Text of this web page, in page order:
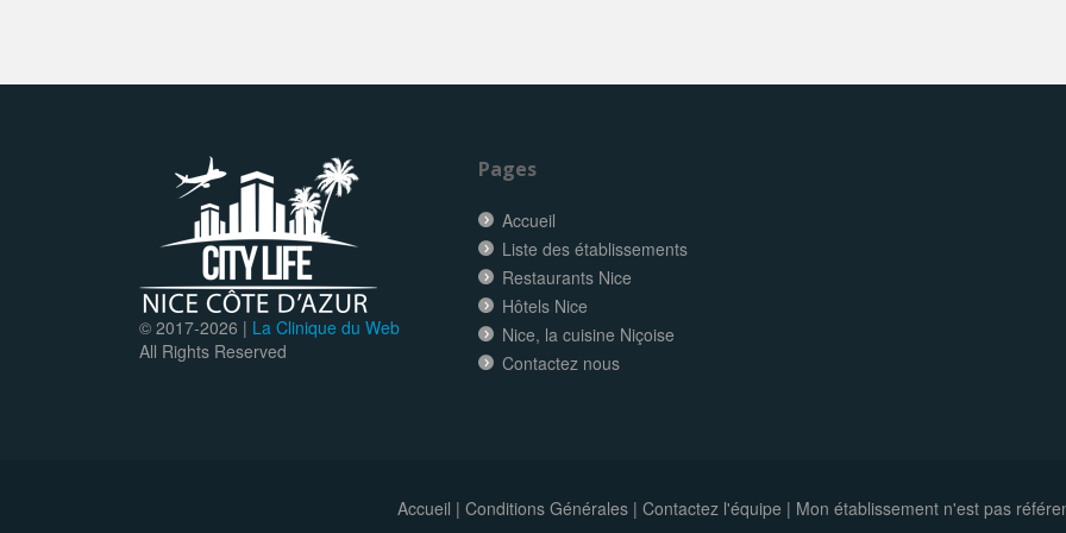
© 2017-2026 | La Clinique du Web
All Rights Reserved
Pages
Accueil
Liste des établissements
Restaurants Nice
Hôtels Nice
Nice, la cuisine Niçoise
Contactez nous
Accueil | Conditions Générales| Contactez l'équipe | Mon établissement n'est pas